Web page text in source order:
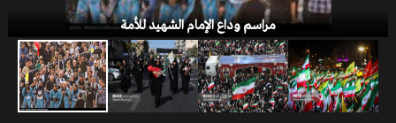
الخلافات التركية - الأمريكية
مراسم وداع الإمام الشهيد للأمة